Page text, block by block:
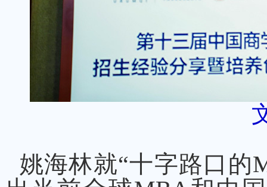
姚海林就“十字路口的